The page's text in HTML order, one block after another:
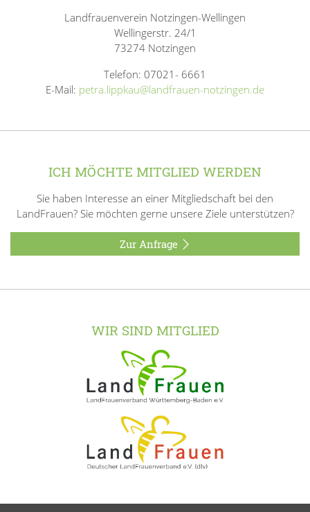
Landfrauenverein Notzingen-Wellingen
Wellingerstr. 24/1
73274 Notzingen
Telefon: 07021- 6661
E-Mail: petra.lippkau@landfrauen-notzingen.de
ICH MÖCHTE MITGLIED WERDEN
Sie haben Interesse an einer Mitgliedschaft bei den
LandFrauen? Sie möchten gerne unsere Ziele unterstützen?
Zur Anfrage
WIR SIND MITGLIED